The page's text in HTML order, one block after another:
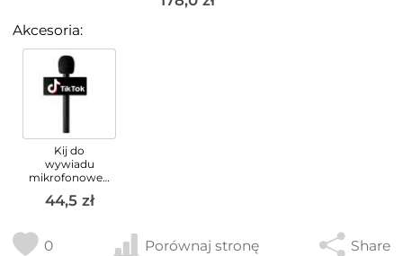
Akcesoria:
Kij do
wywiadu
mikrofonowego
44,5 zł
0 Porównaj stronę Share